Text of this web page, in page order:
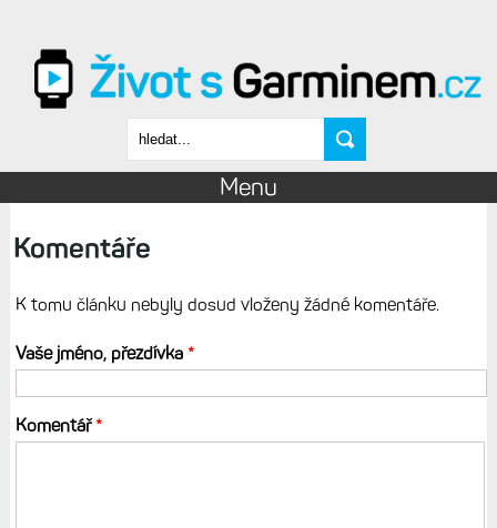
Vyhledávání
Menu
Komentáře
K tomu článku nebyly dosud vloženy žádné komentáře.
Vaše jméno, přezdívka *
Komentář*